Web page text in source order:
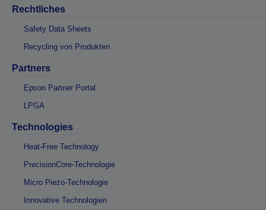
Rechtliches
Safety Data Sheets
Recycling von Produkten
Partners
Epson Partner Portal
LPGA
Technologies
Heat-Free Technology
PrecisionCore-Technologie
Micro Piezo-Technologie
Innovative Technologien